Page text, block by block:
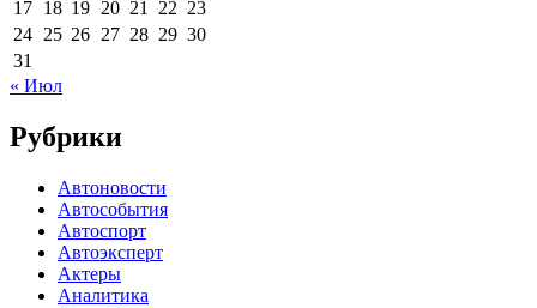
17 18 19 20 21 22 23
24 25 26 27 28 29 30
31
« Июл
Рубрики
Автоновости
Автособытия
Автоспорт
Автоэксперт
Актеры
Аналитика